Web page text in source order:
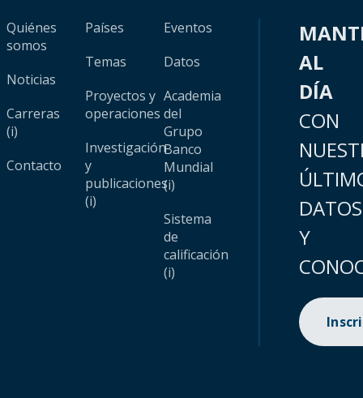
Quiénes
somos
Noticias
Carreras
(i)
Contacto
Países
Temas
Proyectos y
operaciones
Investigación
y
publicaciones
(i)
Eventos
Datos
Academia
del
Grupo
Banco
Mundial
(i)
Sistema
de
calificación
(i)
AL
DÍA
CON
DATOS
Y